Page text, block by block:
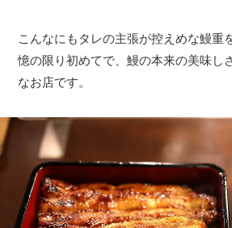
こんなにもタレの主張が控えめな鰻重
憶の限り初めてで、鰻の本来の美味し
なお店です。